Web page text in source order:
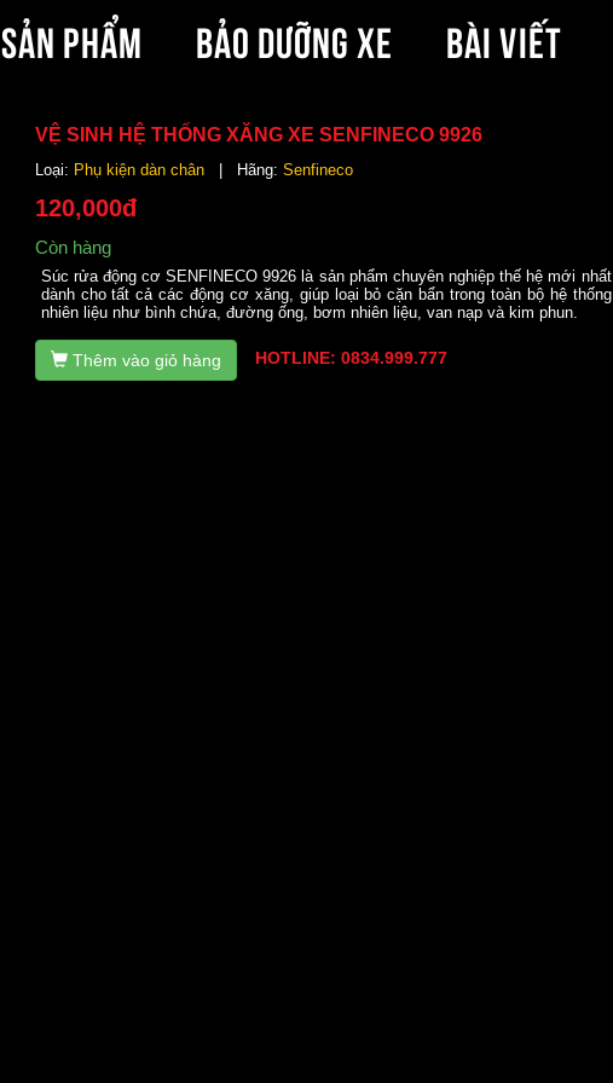
SẢN PHẨM BẢO DƯỠNG XE BÀI VIẾT
VỆ SINH HỆ THỐNG XĂNG XE SENFINECO 9926
Loại: Phụ kiện dàn chân| Hãng: Senfineco
120,000đ
Còn hàng
Súc rửa động cơ SENFINECO 9926 là sản phẩm chuyên nghiệp thế hệ mới nhất
dành cho tất cả các động cơ xăng, giúp loại bỏ cặn bẩn trong toàn bộ hệ thống
nhiên liệu như bình chứa, đường ống, bơm nhiên liệu, van nạp và kim phun.
Thêm vào giỏ hàng HOTLINE: 0834.999.777